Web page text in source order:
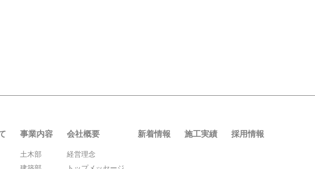
事業内容
土木部
会社概要
経営理念
新着情報 施工実績 採用情報